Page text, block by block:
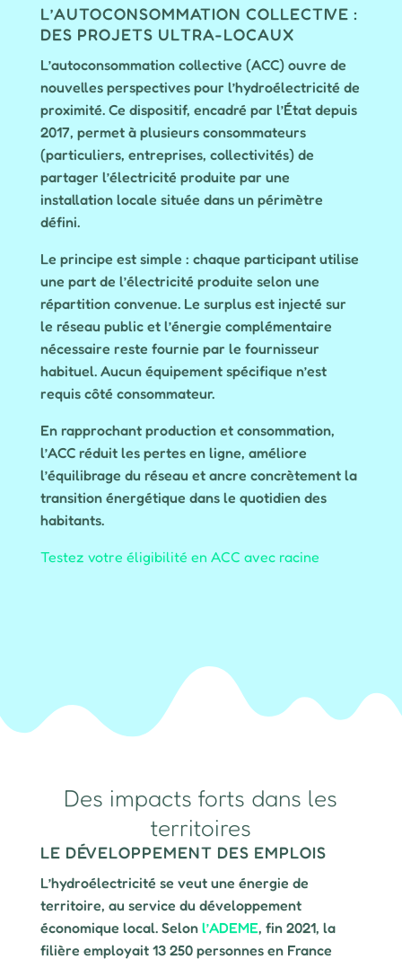
L’AUTOCONSOMMATION COLLECTIVE :
DES PROJETS ULTRA-LOCAUX
L’autoconsommation collective (ACC) ouvre de
nouvelles perspectives pour l’hydroélectricité de
proximité. Ce dispositif, encadré par l’État depuis
2017, permet à plusieurs consommateurs
(particuliers, entreprises, collectivités) de
partager l’électricité produite par une
installation locale située dans un périmètre
défini.
Le principe est simple : chaque participant utilise
une part de l’électricité produite selon une
répartition convenue. Le surplus est injecté sur
le réseau public et l’énergie complémentaire
nécessaire reste fournie par le fournisseur
habituel. Aucun équipement spécifique n’est
requis côté consommateur.
En rapprochant production et consommation,
l’ACC réduit les pertes en ligne, améliore
l’équilibrage du réseau et ancre concrètement la
transition énergétique dans le quotidien des
habitants.
Testez votre éligibilité en ACC avec racine
Des impacts forts dans les
territoires
LE DÉVELOPPEMENT DES EMPLOIS
L’hydroélectricité se veut une énergie de
territoire, au service du développement
économique local. Selon l’ADEME, fin 2021, la
filière employait 13 250 personnes en France